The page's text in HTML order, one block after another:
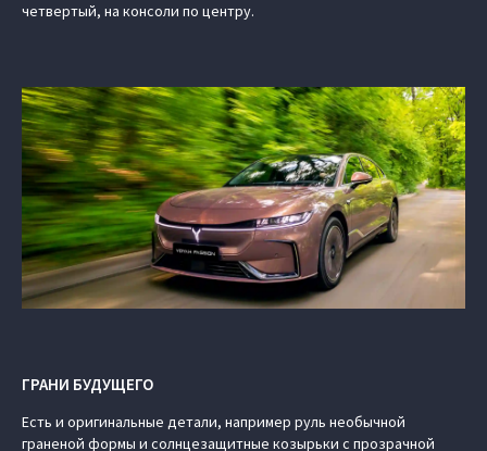
четвертый, на консоли по центру.
ГРАНИ БУДУЩЕГО
Есть и оригинальные детали, например руль необычной
граненой формы и солнцезащитные козырьки с прозрачной